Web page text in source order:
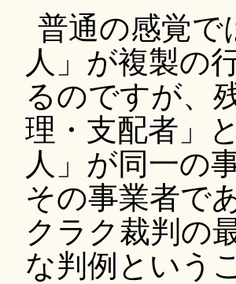
普通の感覚で
人」が複製の
るのですが、
理・支配者」
人」が同一の
その事業者で
クラク裁判の
な判例という